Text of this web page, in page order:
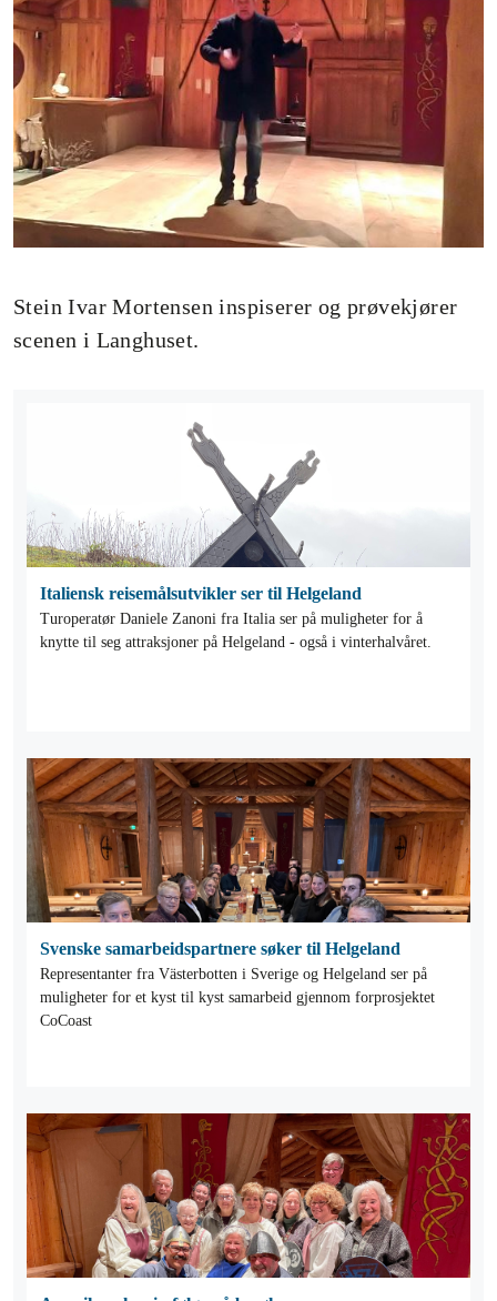
Stein Ivar Mortensen inspiserer og prøvekjører
scenen i Langhuset.
Italiensk reisemålsutvikler ser til Helgeland
Turoperatør Daniele Zanoni fra Italia ser på muligheter for å
knytte til seg attraksjoner på Helgeland - også i vinterhalvåret.
Svenske samarbeidspartnere søker til Helgeland
Representanter fra Västerbotten i Sverige og Helgeland ser på
muligheter for et kyst til kyst samarbeid gjennom forprosjektet
CoCoast